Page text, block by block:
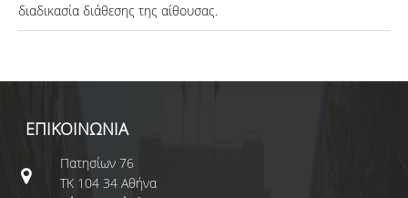
διαδικασία διάθεσης της αίθουσας.
ΕΠΙΚΟΙΝΩΝΙΑ
Πατησίων 76
ΤΚ 104 34 Αθήνα